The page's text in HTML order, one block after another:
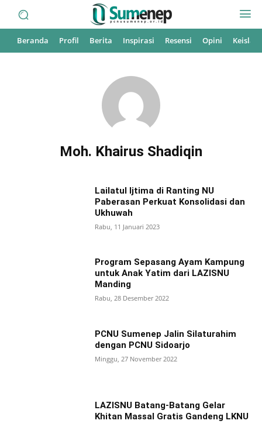
Beranda Profil Berita Inspirasi Resensi Opini
Moh. Khairus Shadiqin
Lailatul Ijtima di Ranting NU
Paberasan Perkuat Konsolidasi dan
Ukhuwah
Rabu, 11 Januari 2023
Program Sepasang Ayam Kampung
untuk Anak Yatim dari LAZISNU
Manding
Rabu, 28 Desember 2022
PCNU Sumenep Jalin Silaturahim
dengan PCNU Sidoarjo
Minggu, 27 November 2022
LAZISNU Batang-Batang Gelar
Khitan Massal Gratis Gandeng LKNU